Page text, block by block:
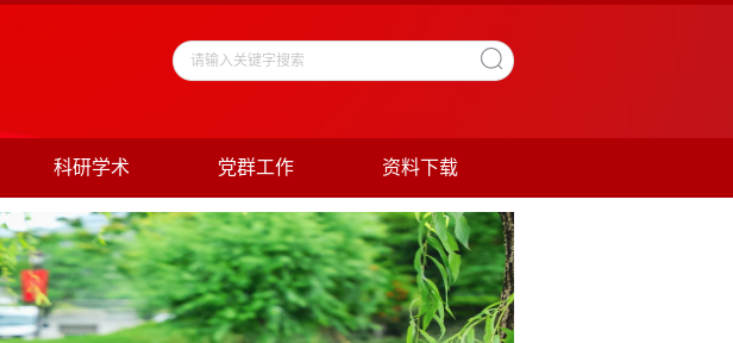
科研学术 党群工作 资料下载